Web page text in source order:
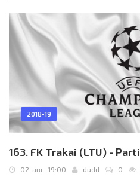
(Финляндия), Сами Нюканен
Деннис Антамо (Эспоо,
Андрей
2018-19
163. FK Trakai (LTU) -
02-авг, 19:00 dudd 0